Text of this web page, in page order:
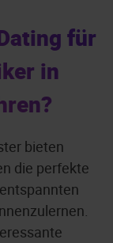
für
in
bieten
die perfekte